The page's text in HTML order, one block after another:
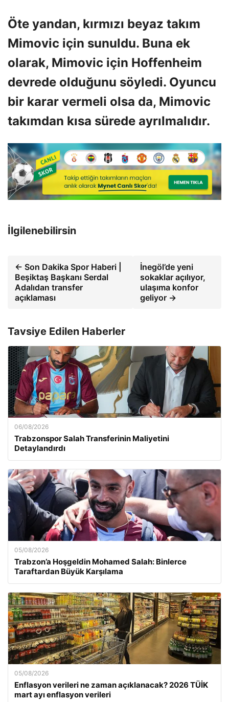
Öte yandan, kırmızı beyaz takım
Mimovic için sunuldu. Buna ek
olarak, Mimovic için Hoffenheim
devrede olduğunu söyledi. Oyuncu
bir karar vermeli olsa da, Mimovic
takımdan kısa sürede ayrılmalıdır.
İlgilenebilirsin
← Son Dakika Spor Haberi |
Beşiktaş Başkanı Serdal
Adalıdan transfer
açıklaması
İnegöl’de yeni
sokaklar açılıyor,
ulaşıma konfor
geliyor →
Tavsiye Edilen Haberler
06/08/2026
Trabzonspor Salah Transferinin Maliyetini
Detaylandırdı
05/08/2026
Trabzon’a Hoşgeldin Mohamed Salah: Binlerce
Taraftardan Büyük Karşılama
05/08/2026
Enflasyon verileri ne zaman açıklanacak? 2026 TÜİK
mart ayı enflasyon verileri